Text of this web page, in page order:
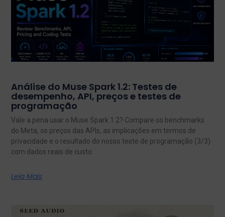
Análise do Muse Spark 1.2: Testes de
desempenho, API, preços e testes de
programação
Vale a pena usar o Muse Spark 1.2? Compare os benchmarks
do Meta, os preços das APIs, as implicações em termos de
privacidade e o resultado do nosso teste de programação (3/3)
com dados reais de custo.
Leia Mais